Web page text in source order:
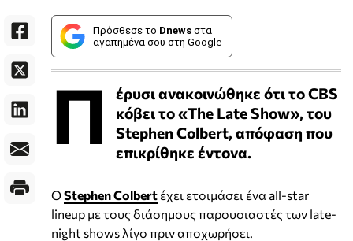
Πρόσθεσε το Dnews στα
αγαπημένα σου στη Google
Π
έρυσι ανακοινώθηκε ότι το CBS
κόβει το «The Late Show», του
Stephen Colbert, απόφαση που
επικρίθηκε έντονα.
OStephen Colbert έχει ετοιμάσει ένα all-star
lineup με τους διάσημους παρουσιαστές των late-
night shows λίγο πριν αποχωρήσει.